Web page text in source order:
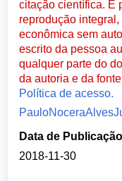
citação científica. É
reprodução
econômica sem
escrito da pessoa
qualquer parte do
da autoria e da
Política de acesso.
Data de Publicação
2018-11-30